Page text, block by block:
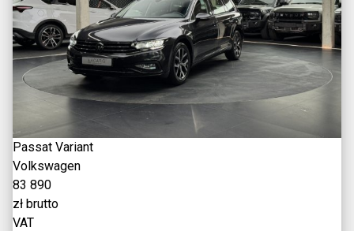
Passat Variant
Volkswagen
83 890
zł brutto
VAT